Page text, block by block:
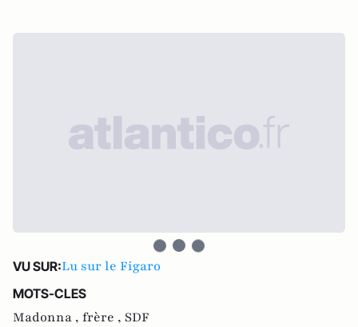
VU SUR:Lu sur le Figaro
MOTS-CLES
Madonna , frère , SDF